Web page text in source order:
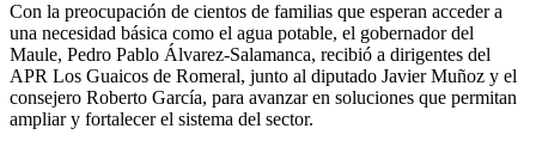
Con la preocupación de cientos de familias que esperan acceder a
una necesidad básica como el agua potable, el gobernador del
Maule, Pedro Pablo Álvarez-Salamanca, recibió a dirigentes del
APR Los Guaicos de Romeral, junto al diputado Javier Muñoz y el
consejero Roberto García, para avanzar en soluciones que permitan
ampliar y fortalecer el sistema del sector.